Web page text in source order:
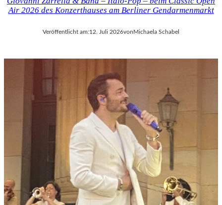
Air 2026 des Konzerthauses am Berliner Gendarmenmarkt
Veröffentlicht am:12. Juli 2026von Michaela Schabel